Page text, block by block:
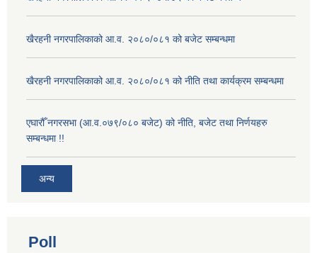
खैरहनी नगरपालिकाको आ.व. २०८०/०८१ को बजेट सम्बन्धमा
खैरहनी नगरपालिकाको आ.व. २०८०/०८१ को नीति तथा कार्यक्रम सम्बन्धमा
एघारौँ नगरसभा (आ.व.०७९/०८० बजेट) को नीति, बजेट तथा निर्णयहरु
सम्बन्धमा !!
अन्य
Poll